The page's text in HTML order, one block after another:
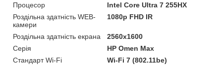
Процесор
Intel Core Ultra 7 255HX
Роздільна здатність WEB-
камери
1080p FHD IR
Роздільна здатність екрана
2560x1600
Серія
HP Omen Max
Стандарт Wi-Fi
Wi-Fi 7 (802.11be)